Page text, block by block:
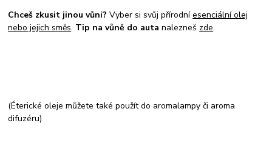
Chceš zkusit jinou vůni? Vyber si svůj přírodníesenciální olej
nebo jejich směs. Tip na vůně do autanalezneš zde.
(Éterické oleje můžete také použít do aromalampy či aroma
difuzéru)